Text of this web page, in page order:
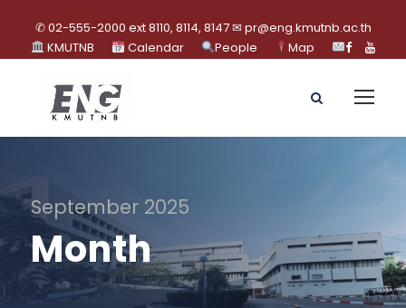
✆ 02-555-2000 ext 8110, 8114, 8147 ✉ pr@eng.kmutnb.ac.th
KMUTNB
Calendar People Map
September 2025
Month